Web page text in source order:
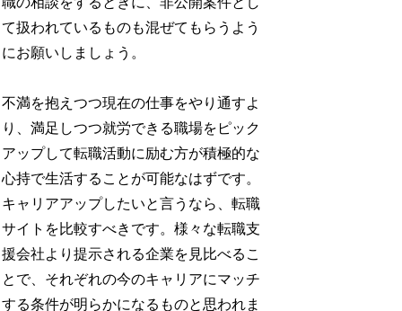
て扱われているものも混ぜてもらうよう
にお願いしましょう。
不満を抱えつつ現在の仕事をやり通すよ
り、満足しつつ就労できる職場をピック
アップして転職活動に励む方が積極的な
心持で生活することが可能なはずです。
キャリアアップしたいと言うなら、転職
サイトを比較すべきです。様々な転職支
援会社より提示される企業を見比べるこ
とで、それぞれの今のキャリアにマッチ
する条件が明らかになるものと思われま